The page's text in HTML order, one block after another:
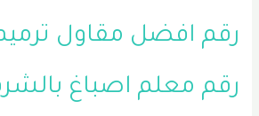
رقم افضل مقاول ترميم
رقم معلم اصباغ